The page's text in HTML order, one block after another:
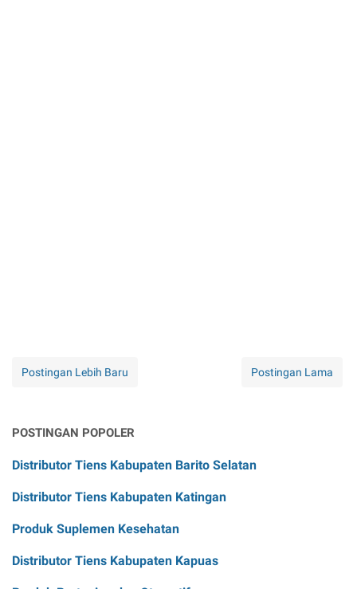
Postingan Lebih Baru Postingan Lama
POSTINGAN POPOLER
Distributor Tiens Kabupaten Barito Selatan
Distributor Tiens Kabupaten Katingan
Produk Suplemen Kesehatan
Distributor Tiens Kabupaten Kapuas